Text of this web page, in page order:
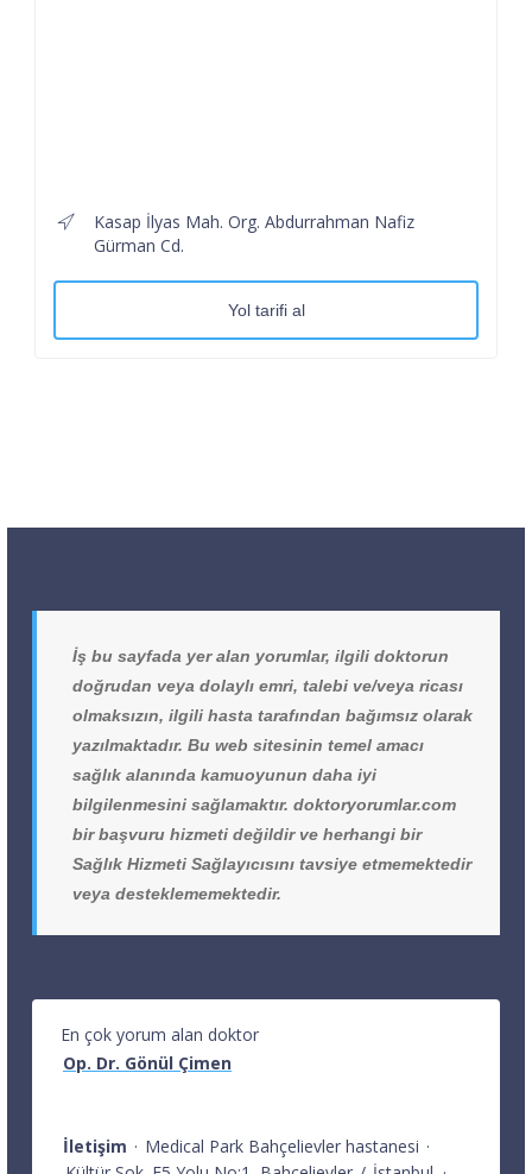
Kasap İlyas Mah. Org. Abdurrahman Nafiz
Gürman Cd.
Yol tarifi al
İş bu sayfada yer alan yorumlar, ilgili doktorun
doğrudan veya dolaylı emri, talebi ve/veya ricası
olmaksızın, ilgili hasta tarafından bağımsız olarak
yazılmaktadır. Bu web sitesinin temel amacı
sağlık alanında kamuoyunun daha iyi
bilgilenmesini sağlamaktır. doktoryorumlar.com
bir başvuru hizmeti değildir ve herhangi bir
Sağlık Hizmeti Sağlayıcısını tavsiye etmemektedir
veya desteklememektedir.
En çok yorum alan doktor
Op. Dr. Gönül Çimen
İletişim · Medical Park Bahçelievler hastanesi ·